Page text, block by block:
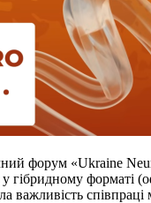
форум «Ukraine
у гібридному форматі
важливість